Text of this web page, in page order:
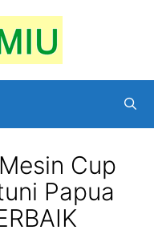
Cup
Papua